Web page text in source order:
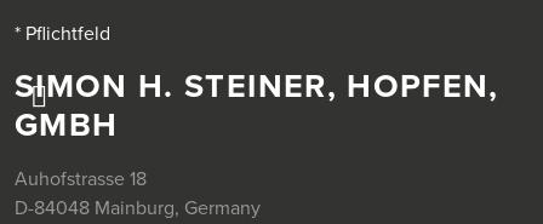
SIMON H. STEINER, HOPFEN,
GMBH
Auhofstrasse 18
D-84048 Mainburg, Germany
* Pflichtfeld